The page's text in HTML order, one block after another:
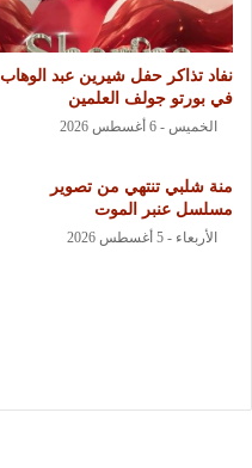
نفاد تذاكر حفل شيرين عبد الوهاب
في بورتو جولف العلمين
الخميس - 6 أغسطس 2026
منة شلبي تنتهي من تصوير
مسلسل عنبر الموت
الأربعاء - 5 أغسطس 2026